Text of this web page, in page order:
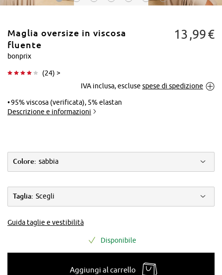
ingrandire
Maglia oversize in viscosa
fluente
bonprix
(24) >
13 99€
IVA inclusa, escluse spese di spedizione
95% viscosa (verificata), 5% elastan
Descrizione e informazioni
Colore: sabbia
Taglia: Scegli
Guida taglie e vestibilità
Disponibile
Aggiungi al carrello